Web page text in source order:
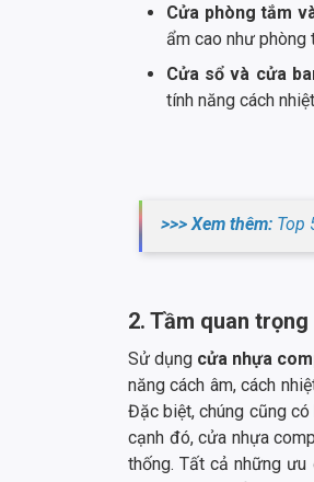
Cửa phòng tắm
ẩm cao như phòng
Cửa sổ và cửa
tính năng cách
>>> Xem thêm: Top
2. Tầm quan
Sử dụng cửa nhựa
năng cách âm, cách
Đặc biệt, chúng cũng có
cạnh đó, cửa nhựa
thống. Tất cả những